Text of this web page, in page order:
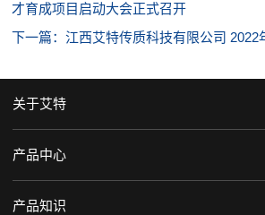
才育成项目启动大会正式召开
下一篇：江西艾特传质科技有限公司 2022
关于艾特
产品中心
产品知识